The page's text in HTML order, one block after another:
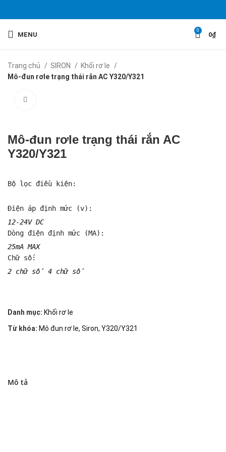
MENU
0
0₫
Trang chủ SIRON
Khối rơ le
Mô-đun rơle trạng thái rắn AC Y320/Y321
Mô-đun rơle trạng thái rắn AC
Y320/Y321
Bộ lọc điều kiện:
Điện áp định mức (v):
12-24V DC
Dòng điện định mức (MA):
25mA MAX
Chữ số:
2 chữ số 4 chữ số
Danh mục: Khối rơ le
Từ khóa: Mô đun rơ le, Siron, Y320/Y321
Mô tả